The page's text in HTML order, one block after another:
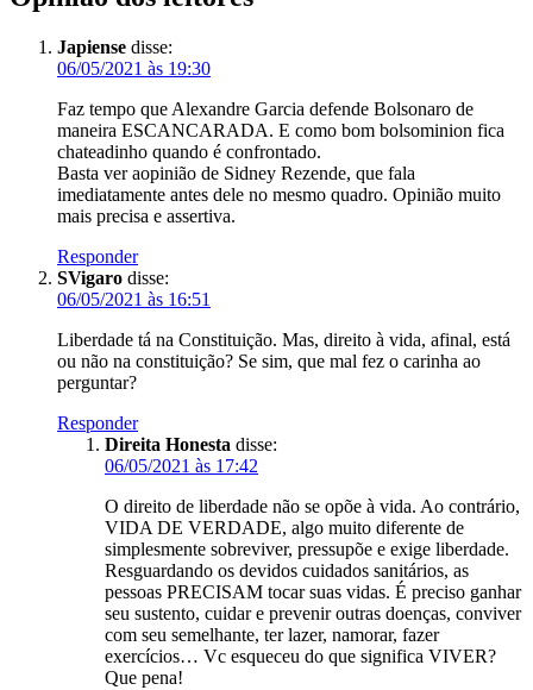
Japiense disse:
06/05/2021 às 19:30
Faz tempo que Alexandre Garcia defende Bolsonaro de
maneira ESCANCARADA. E como bom bolsominion fica
chateadinho quando é confrontado.
Basta ver aopinião de Sidney Rezende, que fala
imediatamente antes dele no mesmo quadro. Opinião muito
mais precisa e assertiva.
Responder
SVigaro disse:
06/05/2021 às 16:51
Liberdade tá na Constituição. Mas, direito à vida, afinal, está
ou não na constituição? Se sim, que mal fez o carinha ao
perguntar?
Responder
Direita Honesta disse:
06/05/2021 às 17:42
O direito de liberdade não se opõe à vida. Ao contrário,
VIDA DE VERDADE, algo muito diferente de
simplesmente sobreviver, pressupõe e exige liberdade.
Resguardando os devidos cuidados sanitários, as
pessoas PRECISAM tocar suas vidas. É preciso ganhar
seu sustento, cuidar e prevenir outras doenças, conviver
com seu semelhante, ter lazer, namorar, fazer
exercícios… Vc esqueceu do que significa VIVER?
Que pena!